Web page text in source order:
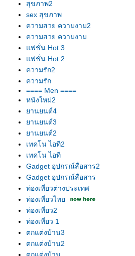
สุขภาพ2
sex สุขภาพ
ความสวย ความงาม2
ความสวย ความงาม
ฟชั่น Hot 3
ฟชั่น Hot 2
ความรัก2
ความรัก
==== Men ====
หนังใหม่2
านยนต์4
านยนต์3
านยนต์2
เทคโน ไอที2
เทคโน ไอที
Gadget อุปกรณ์สื่อสาร2
Gadget อุปกรณ์สื่อสาร
ท่องเที่ยวต่างประเทศ
ท่องเที่ยวไท
ท่องเที่ยว2
ท่องเที่ยว 1
ตกแต่งบ้าน3
ตกแต่งบ้าน2